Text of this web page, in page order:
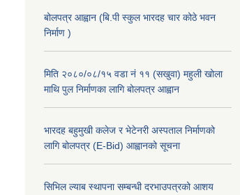
बोलपत्र आह्वान (बि.पी स्कुल भारदह चार कोठे भवन
निर्माण )
मिति २०८०/०८/१५ वडा नं ११ (सखुवा) महुली खोला
माथि पुल निर्माणका लागि बोलपत्र आह्वान
भारदह बहुमुखी कलेज र भेटेनरी अस्पताल निर्माणको
लागि बोलपत्र (E-Bid) आह्वानको सूचना
सिभिल ल्याब स्थापना सम्बन्धी दरभाउपत्रको आशय